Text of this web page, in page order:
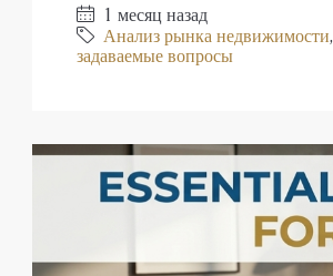
1 месяц назад
Анализ рынка недвижимости,
задаваемые вопросы